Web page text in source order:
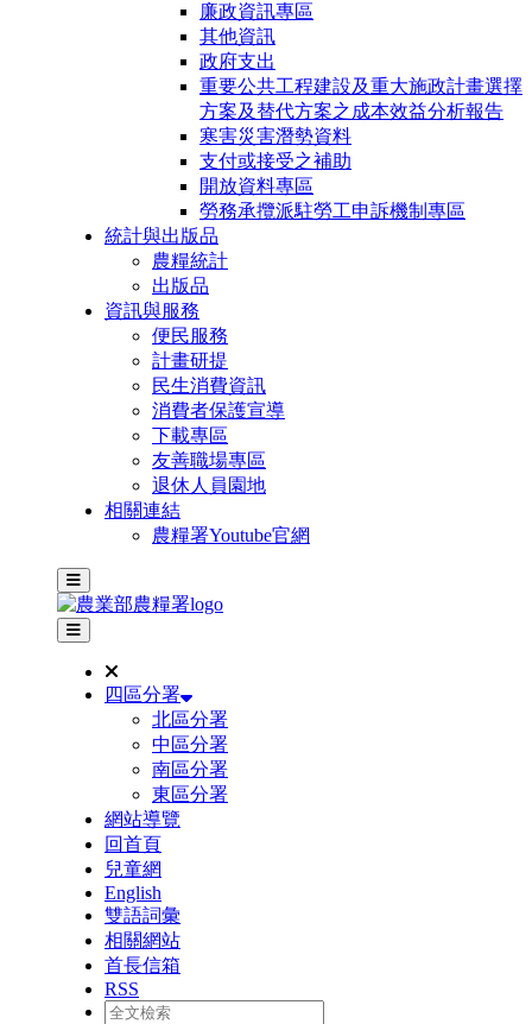
廉政資訊專區
其他資訊
政府支出
重要公共工程建設及重大施政計畫選擇
方案及替代方案之成本效益分析報告
寒害災害潛勢資料
支付或接受之補助
開放資料專區
勞務承攬派駐勞工申訴機制專區
統計與出版品
農糧統計
出版品
資訊與服務
便民服務
計畫研提
民生消費資訊
消費者保護宣導
下載專區
友善職場專區
退休人員園地
相關連結
農糧署Youtube官網
主選單
其他網站選單
四區分署
北區分署
中區分署
南區分署
東區分署
網站導覽
回首頁
兒童網
English
雙語詞彙
相關網站
首長信箱
RSS
全文檢索